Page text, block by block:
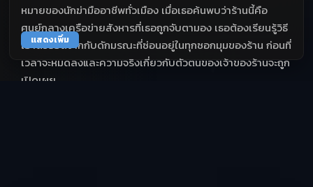
หมายของนักฆ่ามืออาชีพทั่วเมือง เมื่อเธอค้นพบว่าร้านนี้คือ
ศูนย์กลางเครือข่ายสังหารที่เธอถูกจับตามอง เธอต้องเรียนรู้วิธี
เอาตัวรอดจากกับดักมรณะที่ซ่อนอยู่ในทุกซอกมุมของร้าน ก่อนที่
เวลาจะหมดลงและความจริงเกี่ยวกับตัวตนของเจ้าของร้านจะถูก
เปิดเผย
แสดงเพิ่ม